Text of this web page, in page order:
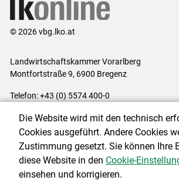
© 2026 vbg.lko.at
Landwirtschaftskammer Vorarlberg
Montfortstraße 9, 6900 Bregenz
Telefon: +43 (0) 5574 400-0
Impressum|Kontakt|Datenschutzerklärung
Cookie-Einstellungen
Die Website wird mit den technisch
Cookies ausgeführt. Andere Cookies
Zustimmung gesetzt. Sie können Ihre
diese Website in den Cookie-
einsehen und korrigieren.